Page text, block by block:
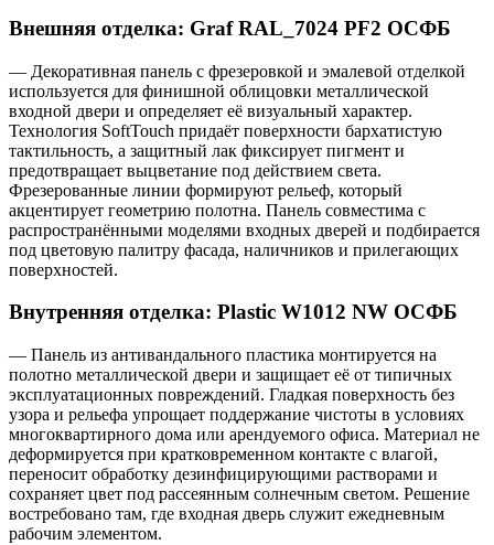
Внешняя отделка: Graf RAL_7024 PF2 ОСФБ
— Декоративная панель с фрезеровкой и эмалевой отделкой
используется для финишной облицовки металлической
входной двери и определяет её визуальный характер.
Технология SoftTouch придаёт поверхности бархатистую
тактильность, а защитный лак фиксирует пигмент и
предотвращает выцветание под действием света.
Фрезерованные линии формируют рельеф, который
акцентирует геометрию полотна. Панель совместима с
распространёнными моделями входных дверей и подбирается
под цветовую палитру фасада, наличников и прилегающих
поверхностей.
Внутренняя отделка: Plastic W1012 NW ОСФБ
— Панель из антивандального пластика монтируется на
полотно металлической двери и защищает её от типичных
эксплуатационных повреждений. Гладкая поверхность без
узора и рельефа упрощает поддержание чистоты в условиях
многоквартирного дома или арендуемого офиса. Материал не
деформируется при кратковременном контакте с влагой,
переносит обработку дезинфицирующими растворами и
сохраняет цвет под рассеянным солнечным светом. Решение
востребовано там, где входная дверь служит ежедневным
рабочим элементом.